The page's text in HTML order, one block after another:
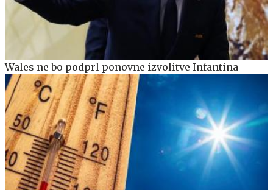
Wales ne bo podprl ponovne izvolitve Infantina